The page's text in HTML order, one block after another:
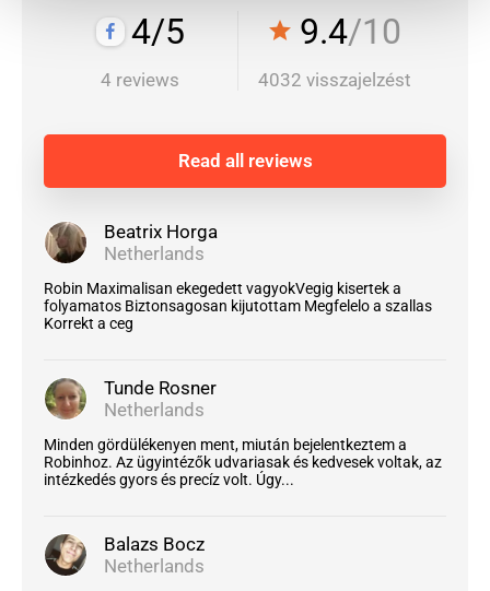
4/5
4 reviews
star 9.4/10
4032 visszajelzést
Read all reviews
Beatrix Horga
Netherlands
Robin Maximalisan ekegedett vagyokVegig kisertek a
folyamatos Biztonsagosan kijutottam Megfelelo a szallas
Korrekt a ceg
Tunde Rosner
Netherlands
Minden gördülékenyen ment, miután bejelentkeztem a
Robinhoz. Az ügyintézők udvariasak és kedvesek voltak, az
intézkedés gyors és precíz volt. Úgy...
Balazs Bocz
Netherlands